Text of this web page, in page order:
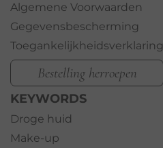
Algemene Voorwaarden
Gegevensbescherming
Toegankelijkheidsverklaring
Bestelling herroepen
KEYWORDS
Droge huid
Make-up